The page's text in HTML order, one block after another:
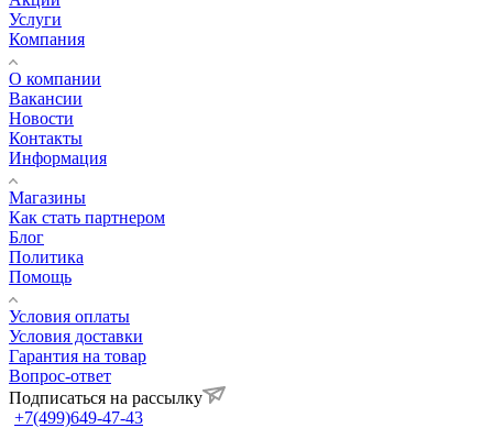
Услуги
Компания
О компании
Вакансии
Новости
Контакты
Информация
Магазины
Как стать партнером
Блог
Политика
Помощь
Условия оплаты
Условия доставки
Гарантия на товар
Вопрос-ответ
Подписаться на рассылку
+7(499)649-47-43